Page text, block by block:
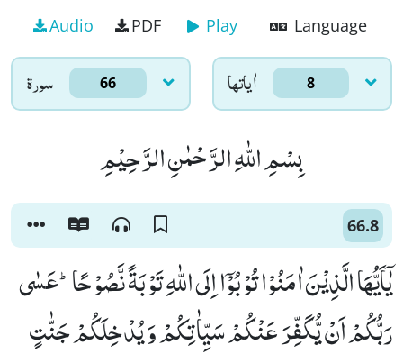
Audio PDF Play Language
سورۃ 66 اٰياتها 8
بِسْمِ اللّٰهِ الرَّحْمٰنِ الرَّحِیْمِ
66.8
یٰۤاَیُّهَا الَّذِیْنَ اٰمَنُوْا تُوْبُوْۤا اِلَى اللّٰهِ تَوْبَةً نَّصُوْحًاؕ-عَسٰى
رَبُّكُمْ اَنْ یُّكَفِّرَ عَنْكُمْ سَیِّاٰتِكُمْ وَ یُدْخِلَكُمْ جَنّٰتٍ